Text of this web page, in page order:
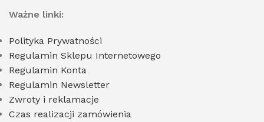
Ważne linki:
Polityka Prywatności
Regulamin Sklepu Internetowego
Regulamin Konta
Regulamin Newsletter
Zwroty i reklamacje
Czas realizacji zamówienia